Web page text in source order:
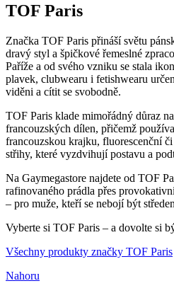
TOF Paris
Značka TOF Paris přináší světu
dravý styl a špičkové řemeslné
Paříže a od svého vzniku se stala
plavek, clubwearu i fetishwearu
viděni a cítit se svobodně.
TOF Paris klade mimořádný důraz
francouzských dílen, přičemž
francouzskou krajku, fluorescenční
střihy, které vyzdvihují postavu a
Na Gaymegastore najdete od TOF
rafinovaného prádla přes
– pro muže, kteří se nebojí být
Vyberte si TOF Paris – a dovolte si
Všechny produkty značky TOF Paris
Nahoru